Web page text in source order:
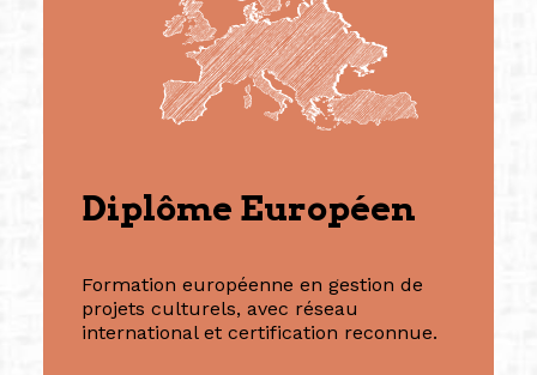
Diplôme Européen
Formation européenne en gestion de
projets culturels, avec réseau
international et certification reconnue.